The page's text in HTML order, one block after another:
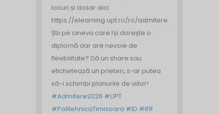
locuri și dosar aici:
https://elearning.upt.ro/ro/admitere/
Știi pe cineva care își dorește o
diplomă dar are nevoie de
flexibilitate? Dă un share sau
etichetează un prieten, s-ar putea
să-i schimbi planurile de viitor!
#Admitere2026 #UPT
#PolitehnicaTimisoara #ID #IFR